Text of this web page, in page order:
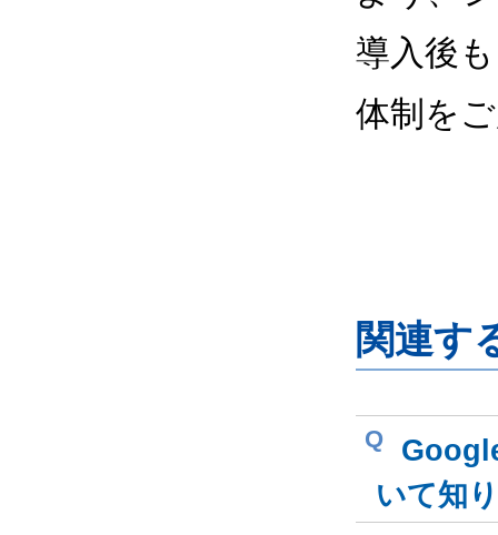
導入後
体制を
関連す
Q
いて知